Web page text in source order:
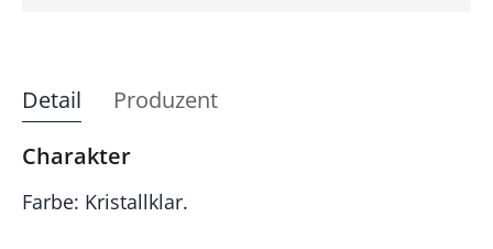
Detail
Produzent
Charakter
Farbe: Kristallklar.